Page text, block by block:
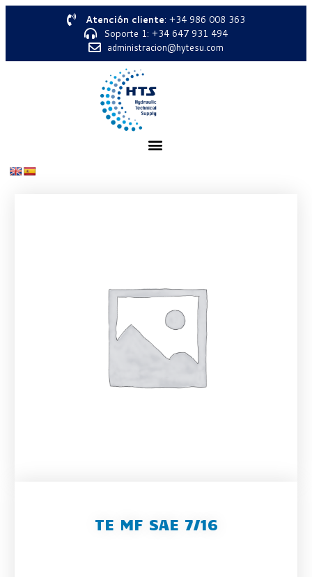
Atención cliente: +34 986 008 363
Soporte 1: +34 647 931 494
administracion@hytesu.com
TE MF SAE 7/16